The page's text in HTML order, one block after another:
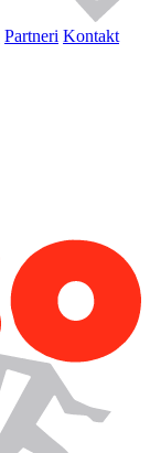
Partneri Kontakt